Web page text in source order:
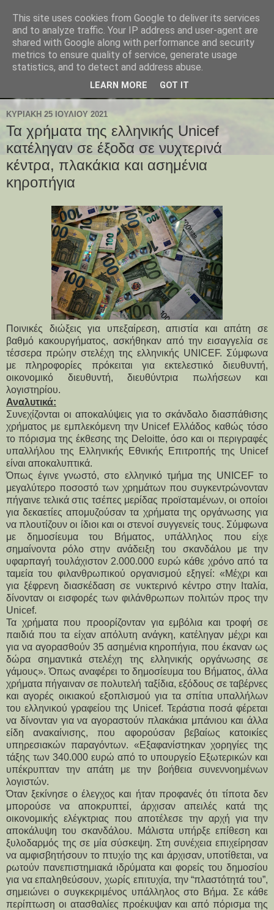
ΚΥΡΙΑΚΉ 25 ΙΟΥΛΊΟΥ 2021
Τα χρήματα της ελληνικής Unicef
κατέληγαν σε έξοδα σε νυχτερινά
κέντρα, πλακάκια και ασημένια
κηροπήγια
Ποινικές διώξεις για υπεξαίρεση, απιστία και απάτη σε
βαθμό κακουργήματος, ασκήθηκαν από την εισαγγελία σε
τέσσερα πρώην στελέχη της ελληνικής UNICEF. Σύμφωνα
με πληροφορίες πρόκειται για εκτελεστικό διευθυντή,
οικονομικό διευθυντή, διευθύντρια πωλήσεων και
λογιστηρίου.
Αναλυτικά:
Συνεχίζονται οι αποκαλύψεις για το σκάνδαλο διασπάθισης
χρήματος με εμπλεκόμενη την Unicef Ελλάδος καθώς τόσο
το πόρισμα της έκθεσης της Deloitte, όσο και οι περιγραφές
υπαλλήλου της Ελληνικής Εθνικής Επιτροπής της Unicef
είναι αποκαλυπτικά.
Όπως έγινε γνωστό, στο ελληνικό τμήμα της UNICEF το
μεγαλύτερο ποσοστό των χρημάτων που συγκεντρώνονταν
πήγαινε τελικά στις τσέπες μερίδας προϊσταμένων, οι οποίοι
για δεκαετίες απομυζούσαν τα χρήματα της οργάνωσης για
να πλουτίζουν οι ίδιοι και οι στενοί συγγενείς τους. Σύμφωνα
με δημοσίευμα του Βήματος, υπάλληλος που είχε
σημαίνοντα ρόλο στην ανάδειξη του σκανδάλου με την
υφαρπαγή τουλάχιστον 2.000.000 ευρώ κάθε χρόνο από τα
ταμεία του φιλανθρωπικού οργανισμού εξηγεί: «Μέχρι και
για ξέφρενη διασκέδαση σε νυκτερινό κέντρο στην Ιταλία,
δίνονταν οι εισφορές των φιλάνθρωπων πολιτών προς την
Unicef.
Τα χρήματα που προορίζονταν για εμβόλια και τροφή σε
παιδιά που τα είχαν απόλυτη ανάγκη, κατέληγαν μέχρι και
για να αγορασθούν 35 ασημένια κηροπήγια, που έκαναν ως
δώρα σημαντικά στελέχη της ελληνικής οργάνωσης σε
γάμους». Όπως αναφέρει το δημοσίευμα του Βήματος, άλλα
χρήματα πήγαιναν σε πολυτελή ταξίδια, εξόδους σε ταβέρνες
και αγορές οικιακού εξοπλισμού για τα σπίτια υπαλλήλων
του ελληνικού γραφείου της Unicef. Τεράστια ποσά φέρεται
να δίνονταν για να αγοραστούν πλακάκια μπάνιου και άλλα
είδη ανακαίνισης, που αφορούσαν βεβαίως κατοικίες
υπηρεσιακών παραγόντων. «Εξαφανίστηκαν χορηγίες της
τάξης των 340.000 ευρώ από το υπουργείο Εξωτερικών και
υπέκρυπταν την απάτη με την βοήθεια συνεννοημένων
λογιστών.
Όταν ξεκίνησε ο έλεγχος και ήταν προφανές ότι τίποτα δεν
μπορούσε να αποκρυπτεί, άρχισαν απειλές κατά της
οικονομικής ελέγκτριας που αποτέλεσε την αρχή για την
αποκάλυψη του σκανδάλου. Μάλιστα υπήρξε επίθεση και
ξυλοδαρμός της σε μία σύσκεψη. Στη συνέχεια επιχείρησαν
να αμφισβητήσουν το πτυχίο της και άρχισαν, υποτίθεται, να
ρωτούν πανεπιστημιακά ιδρύματα και φορείς του δημοσίου
για να επαληθεύσουν, χωρίς επιτυχία, την “πλαστότητά του”,
σημειώνει ο συγκεκριμένος υπάλληλος στο Βήμα. Σε κάθε
περίπτωση οι ατασθαλίες προέκυψαν και από πόρισμα της
This site uses cookies from Google to deliver its services
and to analyze traffic. Your IP address and user-agent are
shared with Google along with performance and security
metrics to ensure quality of service, generate usage
statistics, and to detect and address abuse.
LEARN MORE GOT IT